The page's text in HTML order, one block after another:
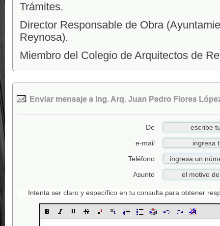
Trámites.
Director Responsable de Obra
Reynosa).
Miembro del Colegio de Arquitectos de
Enviar mensaje a Ing. Arq. Juan Pedro Flores
De
e-mail
Teléfono
Asunto
Intenta ser claro y específico en tu consulta para obtener